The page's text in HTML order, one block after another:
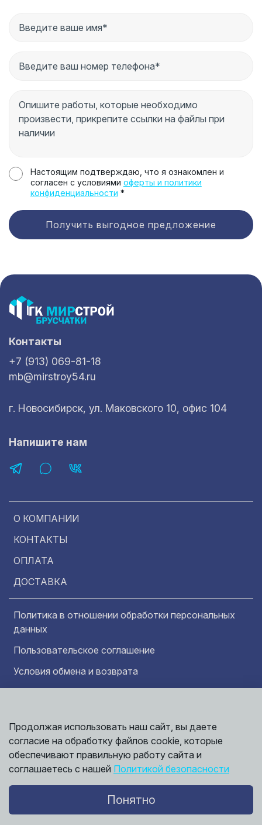
Настоящим подтверждаю, что я ознакомлен и
согласен с условиями оферты и политики
конфиденциальности *
Получить выгодное предложение
О КОМПАНИИ
КОНТАКТЫ
ОПЛАТА
ДОСТАВКА
Политика в отношении обработки персональных
данных
Пользовательское соглашение
Условия обмена и возврата
Контакты
+7 (913) 069-81-18
mb@mirstroy54.ru
г. Новосибирск, ул. Маковского 10, офис 104
Напишите нам
©
Информация представленная на сайте
носит исключительно ознакомительный
характер и ни при каких условиях не может
считаться публичной офертой. Точные
сведения о ценах, условиях продажи и
Политика конфиденциальности
Продолжая использовать наш сайт, вы даете
согласие на обработку файлов cookie, которые
обеспечивают правильную работу сайта и
соглашаетесь с нашей Политикой безопасности
Понятно
обработки